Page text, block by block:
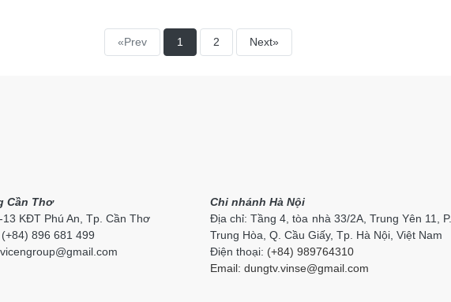
«Prev 1 2 Next»
Cần Thơ
KĐT Phú An, Tp. Cần Thơ
896 681 499
cengroup@gmail.com
Chi nhánh Hà Nội
Địa chỉ: Tầng 4, tòa nhà 33/2A, Trung Yên 11, P.
Trung Hòa, Q. Cầu Giấy, Tp. Hà Nội, Việt Nam
Điện thoại: (+84) 989764310
Email: dungtv.vinse@gmail.com